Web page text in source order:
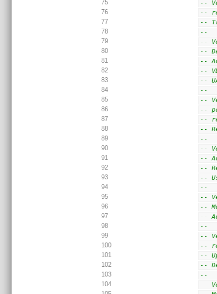
75
--
76
--
77
--
78
--
79
--
80
--
81
--
82
--
83
--
84
--
85
--
86
--
87
--
88
--
89
--
90
--
91
--
92
--
93
--
94
--
95
--
96
--
97
--
98
--
99
--
100
--
101
--
102
--
103
--
104
--